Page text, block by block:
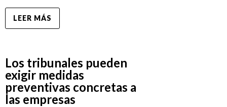
LEER MÁS
Los tribunales pueden
exigir medidas
preventivas concretas a
las empresas